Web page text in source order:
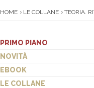
HOME LE COLLANE TEORIA.
PRIMO PIANO
NOVITÀ
EBOOK
LE COLLANE